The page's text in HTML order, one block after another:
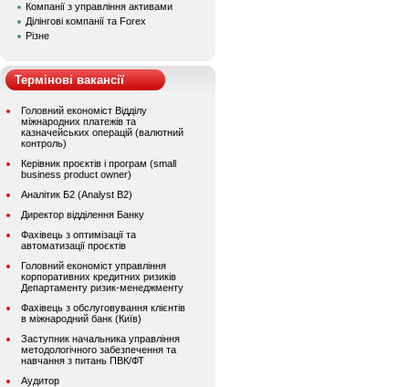
Компанії з управління активами
Ділінгові компанії та Forex
Різне
Термінові вакансії
Головний економіст Відділу
міжнародних платежів та
казначейських операцій (валютний
контроль)
Керівник проєктів і програм (small
business product owner)
Аналітик Б2 (Analyst B2)
Директор відділення Банку
Фахівець з оптимізації та
автоматизації проєктів
Головний економіст управління
корпоративних кредитних ризиків
Департаменту ризик-менеджменту
Фахівець з обслуговування клієнтів
в міжнародний банк (Київ)
Заступник начальника управління
методологічного забезпечення та
навчання з питань ПВК/ФТ
Аудитор